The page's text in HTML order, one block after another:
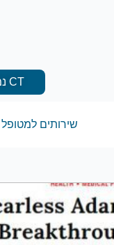
CT נמוך קרינה
שירותים למטופל